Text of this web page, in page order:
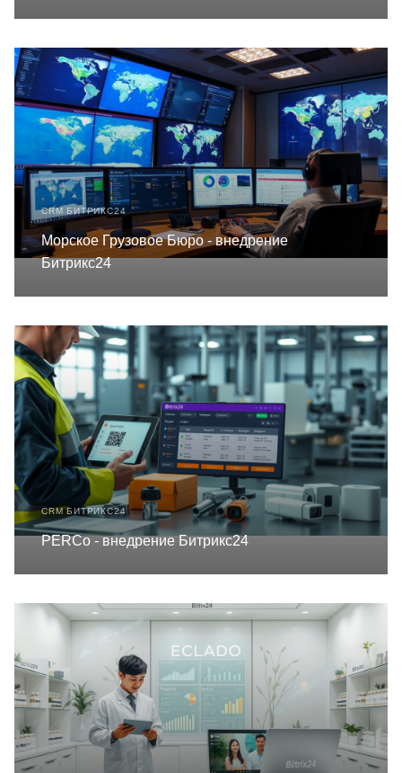
CRM БИТРИКС24
Морское Грузовое Бюро - внедрение
Битрикс24
CRM БИТРИКС24
PERCo - внедрение Битрикс24